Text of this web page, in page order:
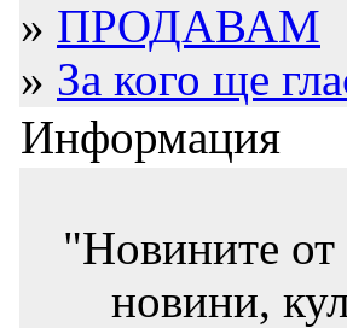
» ПРОДАВАМ
» За кого ще
Информация
"Новините от
новини,